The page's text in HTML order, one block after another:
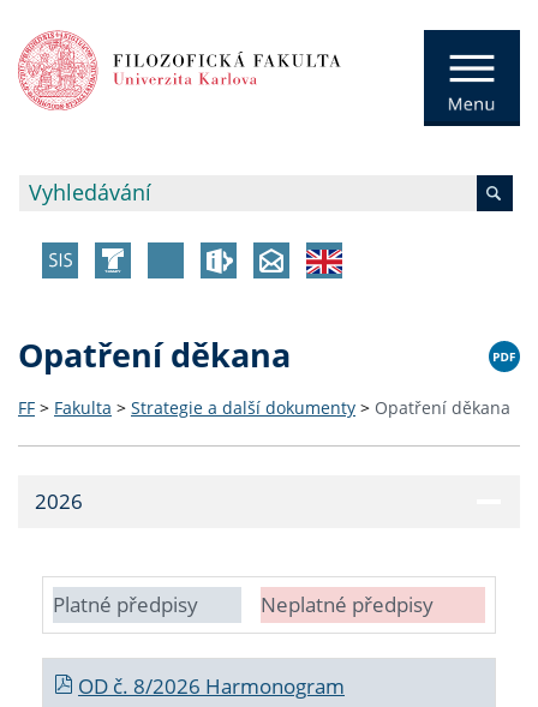
Opatření děkana
FF > Fakulta > Strategie a další dokumenty > Opatření děkana
2026
Platné předpisy Neplatné předpisy
OD č. 8/2026 Harmonogram